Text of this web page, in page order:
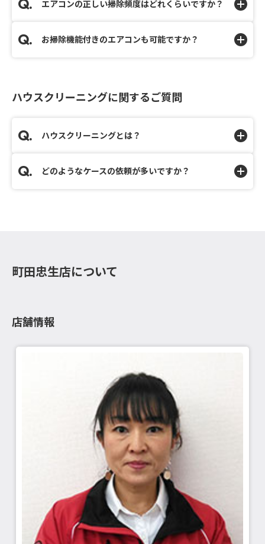
エアコンの正しい掃除頻度はどれくらいですか？
お掃除機能付きのエアコンも可能ですか？
ハウスクリーニングに関するご質問
ハウスクリーニングとは？
どのようなケースの依頼が多いですか？
町田忠生店について
店舗情報